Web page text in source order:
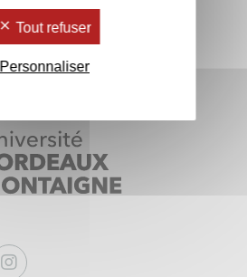
Tout refuser
Personnaliser